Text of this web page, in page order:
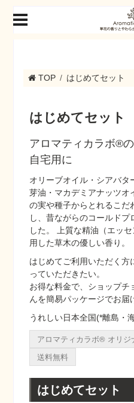
TOP はじめてセット
はじめてセット
アロマティカラボ®
自宅用に
オリーブオイル・シアバタ
芽油・マカデミアナッツオ
の実や種子からとれるこだ
し、昔ながらのコールドプ
した。 上質な精油（エッ
用した草木の優しい香り。
はじめてご利用いただく方
っていただきたい。
お得な料金で、ショップチ
んを簡易パッケージでお届
うれしい日本全国(*離島・
アロマティカラボ® オリジ
送料無料
はじめてセット